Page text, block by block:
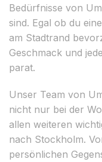
Bedürfnisse von
sind. Egal ob du
am Stadtrand
Geschmack und
parat.
Unser Team von
nicht nur bei der
allen weiteren
nach Stockholm.
persönlichen